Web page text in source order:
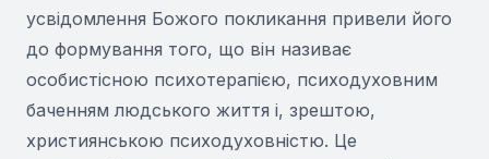
усвідомлення Божого покликання привели його
до формування того, що він називає
особистісною психотерапією, психодуховним
баченням людського життя і, зрештою,
християнською психодуховністю. Це